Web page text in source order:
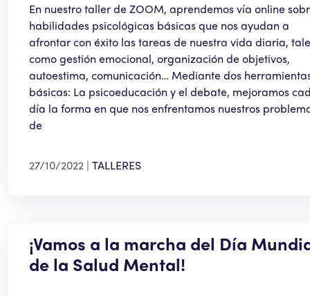
En nuestro taller de ZOOM, aprendemos vía online
habilidades psicológicas básicas que nos ayudan a
afrontar con éxito las tareas de nuestra vida diaria,
como gestión emocional, organización de objetivos,
autoestima, comunicación… Mediante dos
básicas: La psicoeducación y el debate, mejoramos
día la forma en que nos enfrentamos nuestros
de
27/10/2022 TALLERES
¡Vamos a la marcha del Día
de la Salud Mental!